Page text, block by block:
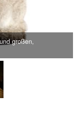
großen,